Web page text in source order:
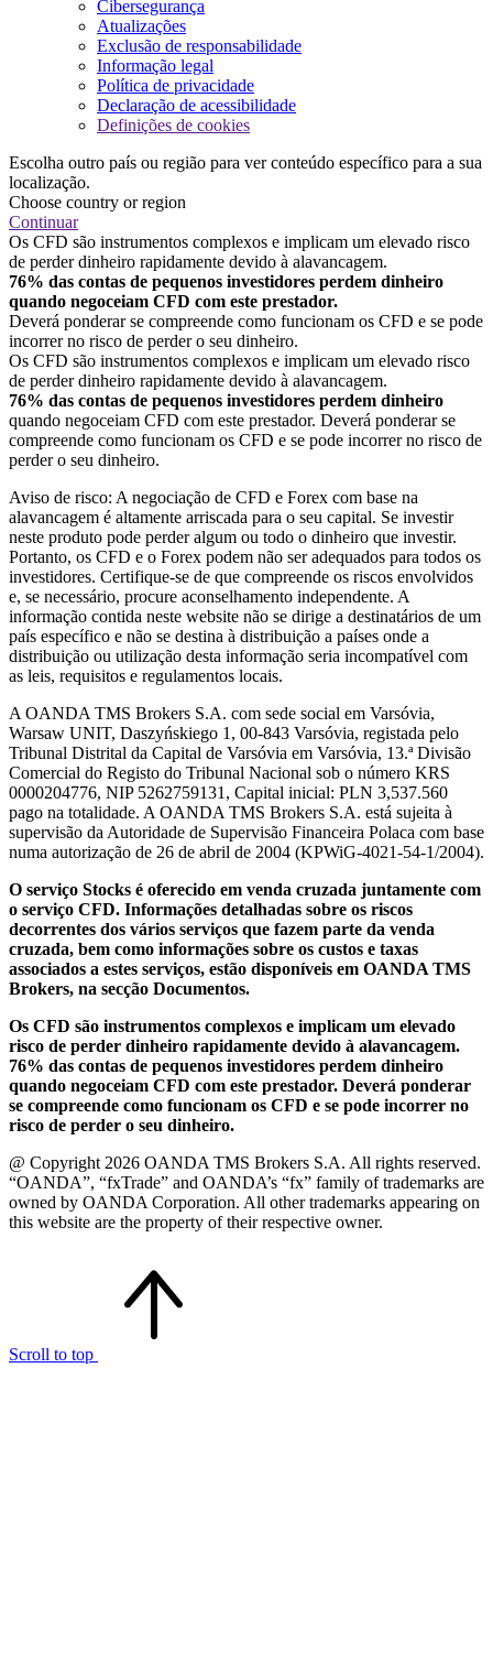
Cibersegurança
Atualizações
Exclusão de responsabilidade
Informação legal
Política de privacidade
Declaração de acessibilidade
Definições de cookies
Escolha outro país ou região para ver conteúdo específico para a sua
localização.
Choose country or region
Continuar
Os CFD são instrumentos complexos e implicam um elevado risco
de perder dinheiro rapidamente devido à alavancagem.
76% das contas de pequenos investidores perdem dinheiro
quando negoceiam CFD com este prestador.
Deverá ponderar se compreende como funcionam os CFD e se pode
incorrer no risco de perder o seu dinheiro.
Os CFD são instrumentos complexos e implicam um elevado risco
de perder dinheiro rapidamente devido à alavancagem.
76% das contas de pequenos investidores perdem dinheiro
quando negoceiam CFD com este prestador. Deverá ponderar se
compreende como funcionam os CFD e se pode incorrer no risco de
perder o seu dinheiro.
Aviso de risco: A negociação de CFD e Forex com base na
alavancagem é altamente arriscada para o seu capital. Se investir
neste produto pode perder algum ou todo o dinheiro que investir.
Portanto, os CFD e o Forex podem não ser adequados para todos os
investidores. Certifique-se de que compreende os riscos envolvidos
e, se necessário, procure aconselhamento independente. A
informação contida neste website não se dirige a destinatários de um
país específico e não se destina à distribuição a países onde a
distribuição ou utilização desta informação seria incompatível com
as leis, requisitos e regulamentos locais.
A OANDA TMS Brokers S.A. com sede social em Varsóvia,
Warsaw UNIT, Daszyńskiego 1, 00-843 Varsóvia, registada pelo
Tribunal Distrital da Capital de Varsóvia em Varsóvia, 13.ª Divisão
Comercial do Registo do Tribunal Nacional sob o número KRS
0000204776, NIP 5262759131, Capital inicial: PLN 3,537.560
pago na totalidade. A OANDA TMS Brokers S.A. está sujeita à
supervisão da Autoridade de Supervisão Financeira Polaca com base
numa autorização de 26 de abril de 2004 (KPWiG-4021-54-1/2004).
O serviço Stocks é oferecido em venda cruzada juntamente com
o serviço CFD. Informações detalhadas sobre os riscos
decorrentes dos vários serviços que fazem parte da venda
cruzada, bem como informações sobre os custos e taxas
associados a estes serviços, estão disponíveis em OANDA TMS
Brokers, na secção Documentos.
Os CFD são instrumentos complexos e implicam um elevado
risco de perder dinheiro rapidamente devido à alavancagem.
76% das contas de pequenos investidores perdem dinheiro
quando negoceiam CFD com este prestador. Deverá ponderar
se compreende como funcionam os CFD e se pode incorrer no
risco de perder o seu dinheiro.
@ Copyright 2026 OANDA TMS Brokers S.A. All rights reserved.
“OANDA”, “fxTrade” and OANDA’s “fx” family of trademarks are
owned by OANDA Corporation. All other trademarks appearing on
this website are the property of their respective owner.
Scroll to top